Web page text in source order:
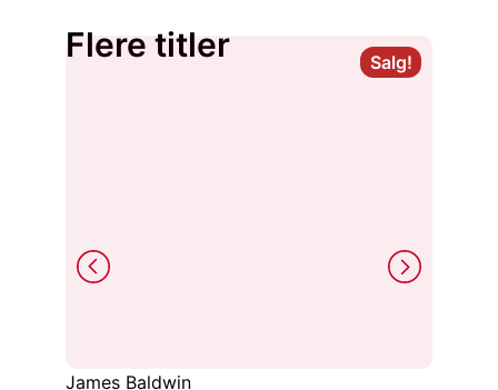
Flere titler Salg!
James Baldwin